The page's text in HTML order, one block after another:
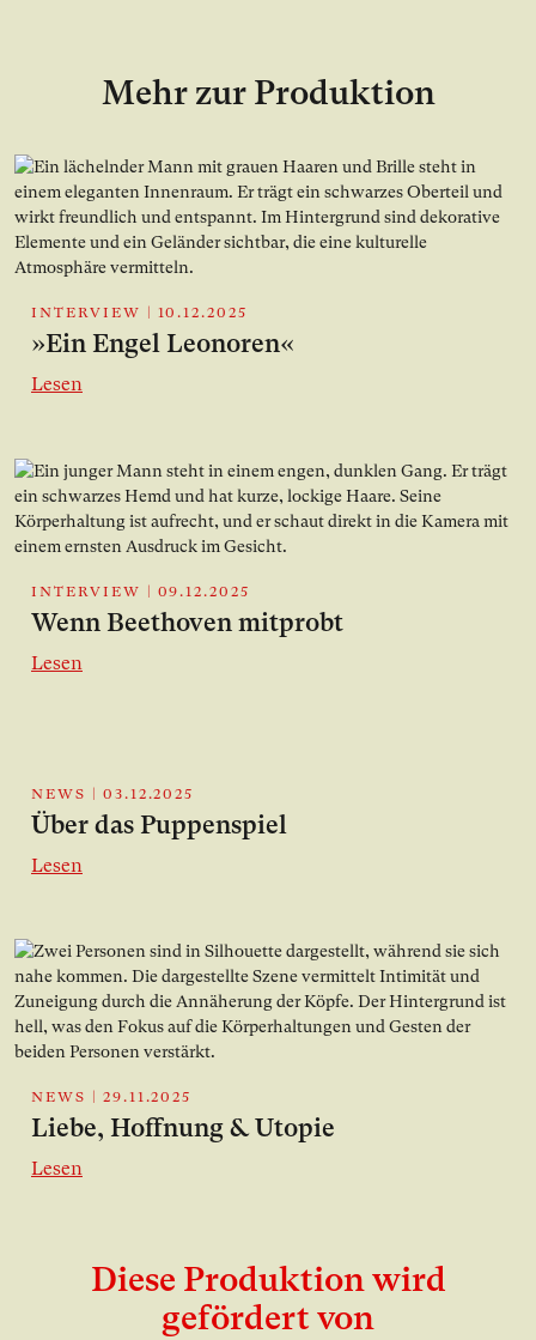
Mehr zur Produktion
INTERVIEW 10.12.2025
»Ein Engel Leonoren«
Lesen
INTERVIEW | 09.12.2025
Wenn Beethoven mitprobt
Lesen
NEWS 03.12.2025
Über das Puppenspiel
Lesen
NEWS 29.11.2025
Liebe, Hoffnung & Utopie
Lesen
Diese Produktion wird
gefördert von